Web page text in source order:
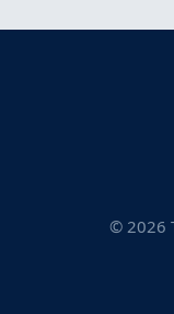
© 2026